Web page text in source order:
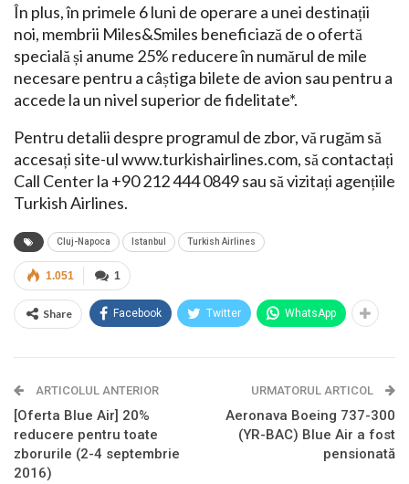
În plus, în primele 6 luni de operare a unei destinații
noi, membrii Miles&Smiles beneficiază de o ofertă
specială și anume 25% reducere în numărul de mile
necesare pentru a câștiga bilete de avion sau pentru a
accede la un nivel superior de fidelitate*.
Pentru detalii despre programul de zbor, vă rugăm să
accesați site-ul www.turkishairlines.com, să contactați
Call Center la +90 212 444 0849 sau să vizitați agențiile
Turkish Airlines.
Cluj-Napoca Istanbul Turkish Airlines
1
1.051
Share Facebook Twitter WhatsApp
ARTICOLUL ANTERIOR
[Oferta Blue Air] 20%
reducere pentru toate
zborurile (2-4 septembrie
2016)
URMATORUL ARTICOL
Aeronava Boeing 737-300
(YR-BAC) Blue Air a fost
pensionată